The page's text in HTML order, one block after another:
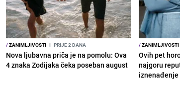
/ZANIMLJIVOSTI I PRIJE 2 DANA
Nova ljubavna priča je na pomolu: Ova
4 znaka Zodijaka čeka poseban august
/ZANIMLJIVOSTI
Ovih pet
najgoru
iznenađenje